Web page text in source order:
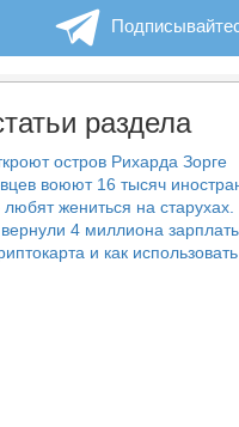
раздела
остров Рихарда Зорге
воюют 16 тысяч
жениться на старухах.
4 миллиона
и как